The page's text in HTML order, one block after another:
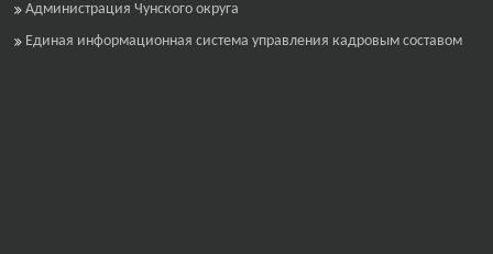
Администрация Чунского округа
Единая информационная система управления кадровым составом